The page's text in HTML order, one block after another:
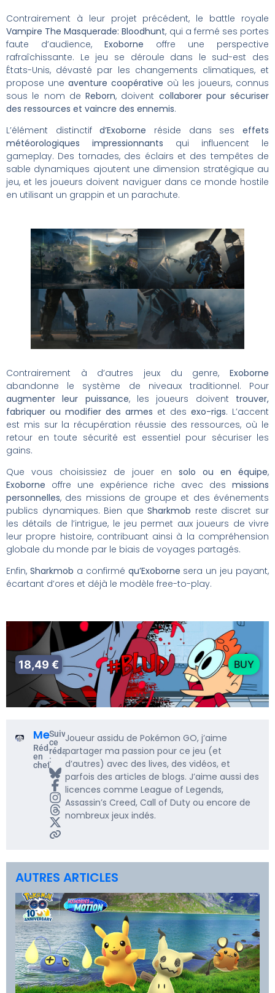
Contrairement à leur projet précédent, le battle royale
Vampire The Masquerade: Bloodhunt, qui a fermé ses portes
faute d’audience, Exoborne offre une perspective
rafraîchissante. Le jeu se déroule dans le sud-est des
États-Unis, dévasté par les changements climatiques, et
propose une aventure coopérative où les joueurs, connus
sous le nom de Reborn, doivent collaborer pour sécuriser
des ressources et vaincre des ennemis.
L’élément distinctifd’Exoborne réside dans seseffets
météorologiques impressionnants qui influencent le
gameplay. Des tornades, des éclairs et des tempêtes de
sable dynamiques ajoutent une dimension stratégique au
jeu, et les joueurs doivent naviguer dans ce monde hostile
en utilisant un grappin et un parachute.
Contrairement à d’autres jeux du genre, Exoborne
abandonne le système de niveaux traditionnel. Pour
augmenter leur puissance, les joueurs doivent trouver,
fabriquer ou modifier des armes et des exo-rigs. L’accent
est mis sur la récupération réussie des ressources, où le
retour en toute sécurité est essentiel pour sécuriser les
gains.
Que vous choisissiez de jouer en solo ou en équipe,
Exoborne offre une expérience riche avec desmissions
personnelles, des missions de groupe et des événements
publics dynamiques. Bien queSharkmob reste discret sur
les détails de l’intrigue, le jeu permet aux joueurs de vivre
leur propre histoire, contribuant ainsi à la compréhension
globale du monde par le biais de voyages partagés.
Enfin, Sharkmob a confirmé qu’Exoborne sera un jeu payant,
écartant d’ores et déjà le modèle free-to-play.
18,49 € BUY
Me5rine_
Rédacteur
en
chef
Suivre
ce
rédacteur
:
Joueur assidu de Pokémon GO, j’aime
partager ma passion pour ce jeu (et
d’autres) avec des lives, des vidéos, et
parfois des articles de blogs. J’aime aussi des
licences comme League of Legends,
Assassin’s Creed, Call of Duty ou encore de
nombreux jeux indés.
AUTRES ARTICLES